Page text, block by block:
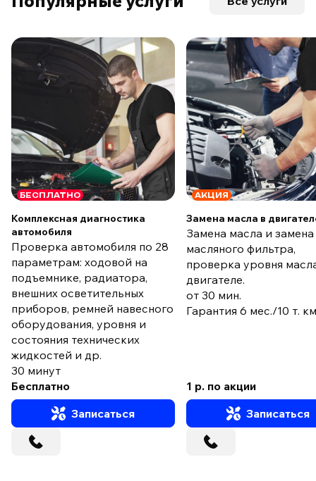
БЕСПЛАТНО
Комплексная диагностика
автомобиля
Проверка автомобиля по 28
параметрам: ходовой на
подъемнике, радиатора,
внешних осветительных
приборов, ремней навесного
оборудования, уровня и
состояния технических
жидкостей и др.
30 минут
Бесплатно
Записаться
АКЦИЯ
Замена масла в
Замена масла и замена
масляного фильтра,
проверка уровня
двигателе.
от 30 мин.
Гарантия 6 мес./10 т.
1 р. по акции
Записаться